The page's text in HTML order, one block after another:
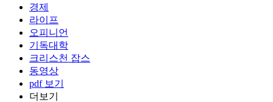
경제
라이프
오피니언
기독대학
크리스천 잡스
동영상
pdf 보기
더보기